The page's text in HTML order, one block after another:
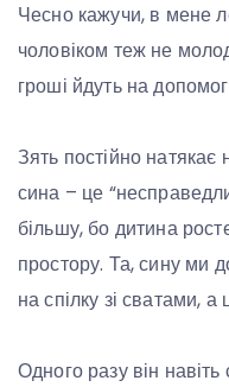
Чесно кажучи, в мене
чоловіком теж не
гроші йдуть на
Зять постійно
сина – це
більшу, бо дитина
простору. Та, сину ми
на спілку зі сватами, а
Одного разу він